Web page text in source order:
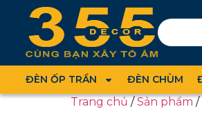
ĐÈN ỐP TRẦN ĐÈN CHÙM
Trang chủ/Sản phẩm/